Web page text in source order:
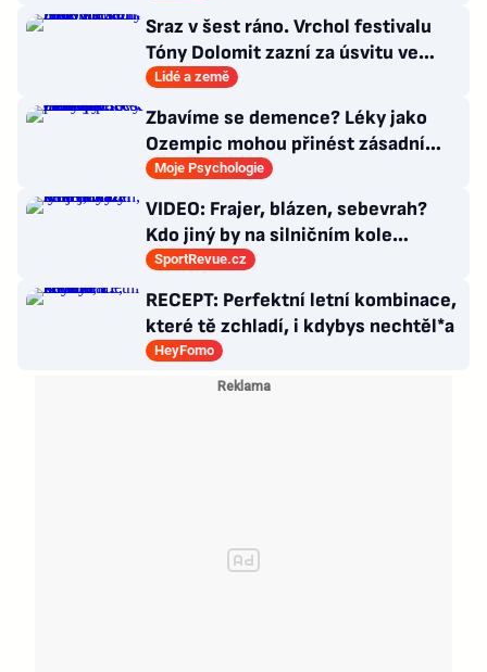
Sraz v šest ráno. Vrchol festivalu
Tóny Dolomit zazní za úsvitu ve
3000 metrech
Lidé a země
Zbavíme se demence? Léky jako
Ozempic mohou přinést zásadní
průlom v léčbě Alzheimerovy
Moje Psychologie
VIDEO: Frajer, blázen, sebevrah?
Kdo jiný by na silničním kole
dokázal tyhle triky?
SportRevue.cz
RECEPT: Perfektní letní kombinace,
které tě zchladí, i kdybys nechtěl*a
HeyFomo